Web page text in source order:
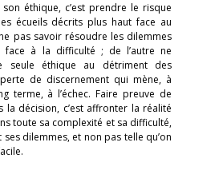
éthique, c’est prendre le risque
écueils décrits plus haut face au
pas savoir résoudre les dilemmes
face à la difficulté ; de l’autre ne
seule éthique au détriment des
de discernement qui mène, à
terme, à l’échec. Faire preuve de
la décision, c’est affronter la réalité
toute sa complexité et sa difficulté,
ses dilemmes, et non pas telle qu’on